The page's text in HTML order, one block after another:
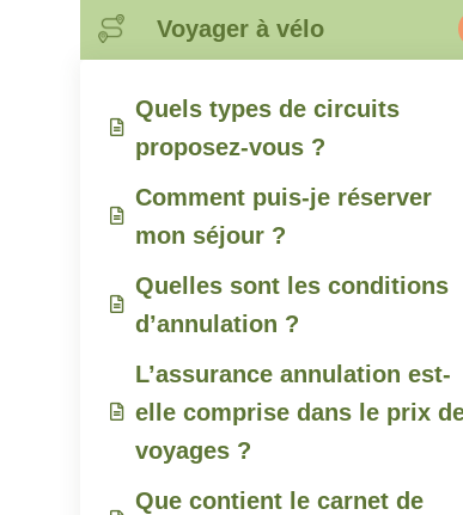
Voyager à vélo
Quels types de circuits
proposez-vous ?
Comment puis-je réserver
mon séjour ?
Quelles sont les conditions
d’annulation ?
L’assurance annulation est-
elle comprise dans le prix
voyages ?
Que contient le carnet de